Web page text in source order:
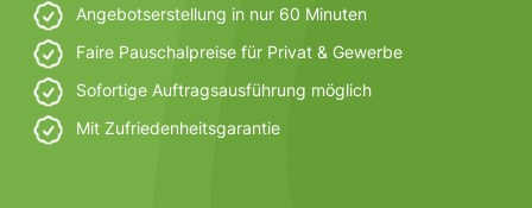
Angebotserstellung in nur 60 Minuten
Faire Pauschalpreise für Privat & Gewerbe
Sofortige Auftragsausführung möglich
Mit Zufriedenheitsgarantie